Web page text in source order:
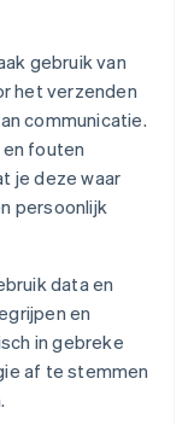
gebruik van
het verzenden
communicatie.
fouten
je deze waar
persoonlijk
data en
en
in gebreke
af te stemmen